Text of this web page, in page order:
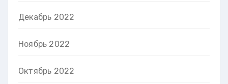
Декабрь 2022
Ноябрь 2022
Октябрь 2022